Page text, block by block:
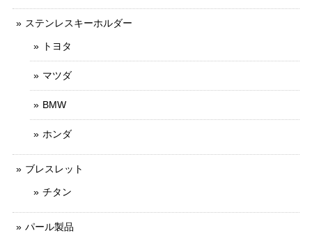
ステンレスキーホルダー
トヨタ
マツダ
BMW
ホンダ
ブレスレット
チタン
パール製品